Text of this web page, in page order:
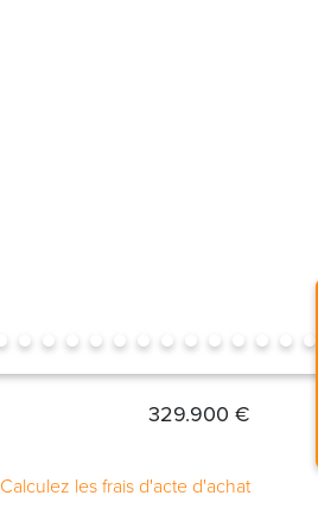
329.900 €
Calculez les frais d'acte d'achat